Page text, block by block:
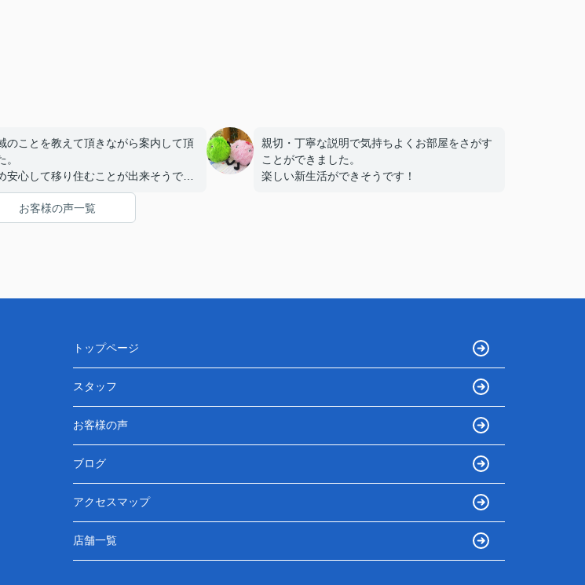
のことを教えて頂きながら案内して頂
。
安心して移り住むことが出来そうで
親切・丁寧な説明で気持ちよくお部屋をさがす
ことができました。
楽しい新生活ができそうです！
お客様の声一覧
トップページ
スタッフ
お客様の声
ブログ
アクセスマップ
店舗一覧